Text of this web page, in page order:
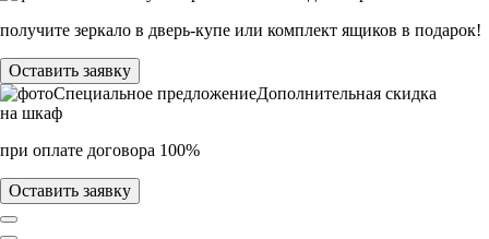
получите зеркало в дверь-купе или комплект ящиков в подарок!
Оставить заявку
Специальное предложениеДополнительная скидка
на шкаф
при оплате договора 100%
Оставить заявку